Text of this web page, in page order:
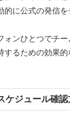
的に公式の発信
ォンひとつでチ
するための効果
ケジュール確認